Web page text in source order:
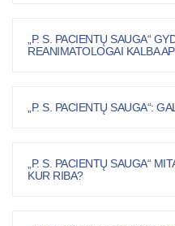
„P. S. PACIENTŲ SAUGA“
REANIMATOLOGAI KALBA
„P. S. PACIENTŲ SAUGA“:
„P. S. PACIENTŲ SAUGA“
KUR RIBA?